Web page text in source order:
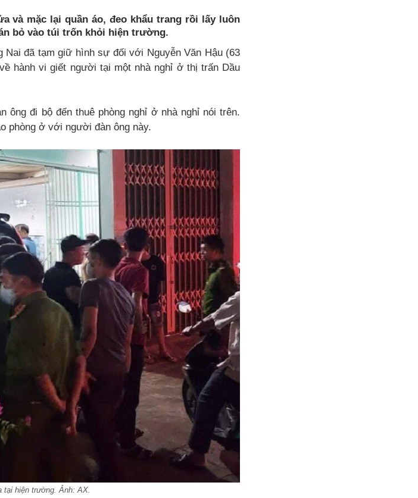
và mặc lại quần áo, đeo khẩu trang rồi lấy luôn
bỏ vào túi trốn khỏi hiện trường.
đã tạm giữ hình sự đối với Nguyễn Văn Hậu (63
hành vi giết người tại một nhà nghỉ ở thị trấn Dầu
ông đi bộ đến thuê phòng nghỉ ở nhà nghỉ nói trên.
phòng ở với người đàn ông này.
tại hiện trường. Ảnh: AX.